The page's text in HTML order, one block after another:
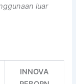
luar
INNOVA